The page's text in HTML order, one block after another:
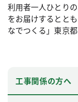
利用者一人ひとり
をお届けするとと
なでつくる」東京
工事関係の方へ